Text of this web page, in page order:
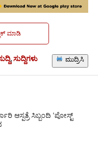
ಮಾಡಿ
,ಸುದ್ದಿಗಳು ಮುದ್ರಿಸಿ
ಆಸ್ಪತ್ರೆ ಸಿಬ್ಬಂದಿ ‘ಪೋಸ್ಟ್